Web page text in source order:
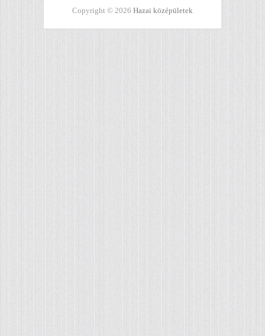
Copyright © 2026 Hazai középületek